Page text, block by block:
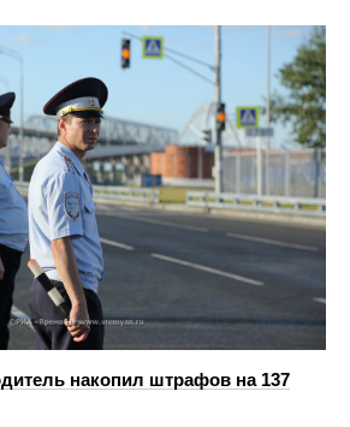
накопил штрафов на 137